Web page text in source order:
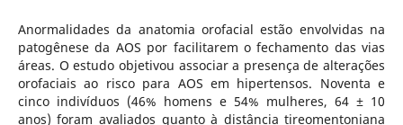
Anormalidades da anatomia orofacial estão envolvidas na
patogênese da AOS por facilitarem o fechamento das vias
áreas. O estudo objetivou associar a presença de alterações
orofaciais ao risco para AOS em hipertensos. Noventa e
cinco indivíduos (46% homens e 54% mulheres, 64 ± 10
anos) foram avaliados quanto à distância tireomentoniana